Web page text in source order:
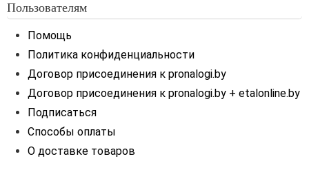
Пользователям
Помощь
Политика конфиденциальности
Договор присоединения к pronalogi.by
Договор присоединения к pronalogi.by + etalonline.by
Подписаться
Способы оплаты
О доставке товаров